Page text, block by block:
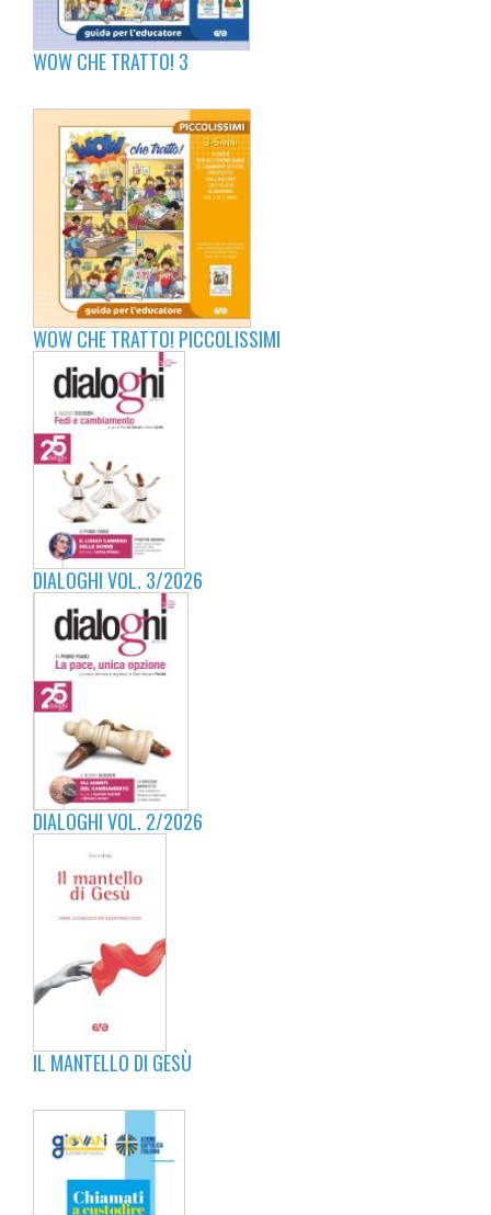
WOW CHE TRATTO! 3
WOW CHE TRATTO! PICCOLISSIMI
DIALOGHI VOL. 3/2026
DIALOGHI VOL. 2/2026
IL MANTELLO DI GESÙ